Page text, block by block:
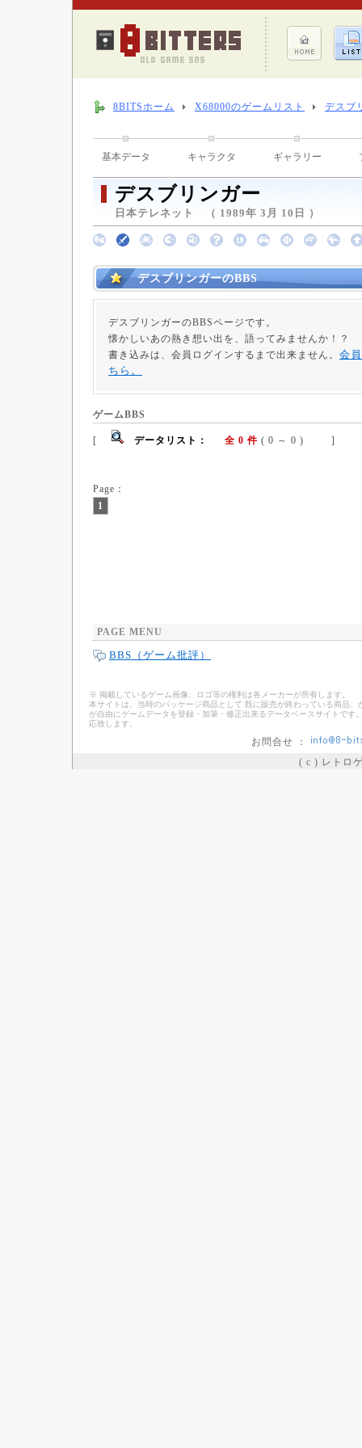
8BITSホーム X68000のゲームリスト デスブ
基本データ キャラクタ ギャラリー
デスブリンガー
日本テレネット （ 1989年 3月 10日 ）
デスブリンガーのBBS
デスブリンガーのBBSページです。
懐かしいあの熱き想い出を、語ってみませんか！？
書き込みは、会員ログインするまで出来ません。 会
ちら。
ゲームBBS
[ データリスト： 全 0 件 ( 0 ～ 0 ) ]
Page：
1
PAGE MENU
BBS（ゲーム批評）
※ 掲載しているゲーム画像、ロゴ等の権利は各メーカーが所有します。
本サイトは、当時のパッケージ商品として 既に販売が終わっている商品
が自由にゲームデータを登録・加筆・修正出来るデータベースサイトで
応致します。
お問合せ ：
( c ) レトロ